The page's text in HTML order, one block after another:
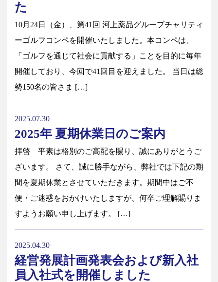
た
10月24日（金）、第41回 河上薬品グループチャリティ
ーゴルフコンペを開催いたしました。本コンペは、
「ゴルフを通じて社会に貢献する」ことを目的に毎年
開催しており、今回で41回目を迎えました。 当日は総
勢150名の皆さま […]
2025.07.30
2025年 夏期休業日のご案内
拝啓 平素は格別のご高配を賜り、誠にありがとうご
ざいます。 さて、誠に勝手ながら、弊社では下記の期
間を夏期休業とさせていただきます。期間中はご不
便・ご迷惑をおかけいたしますが、何卒ご理解賜りま
すようお願い申し上げます。 […]
2025.04.30
経営発展計画発表会および新入社
員入社式を開催しました